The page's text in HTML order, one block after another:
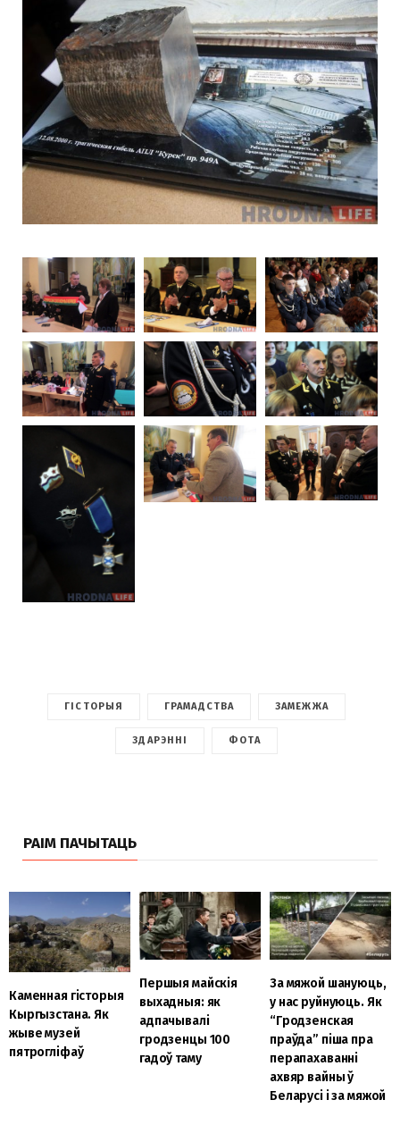
ГІСТОРЫЯ ГРАМАДСТВА ЗАМЕЖЖА
ЗДАРЭННІ ФОТА
РАІМ ПАЧЫТАЦЬ
Каменная гісторыя
Кыргызстана. Як
жыве музей
пятрогліфаў
Першыя майскія
выхадныя: як
адпачывалі
гродзенцы 100
гадоў таму
За мяжой шануюць,
у нас руйнуюць. Як
“Гродзенская
праўда” піша пра
перапахаванні
ахвяр вайны ў
Беларусі і за мяжой